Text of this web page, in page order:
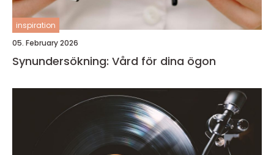
inspiration
05. February 2026
Synundersökning: Vård för dina ögon